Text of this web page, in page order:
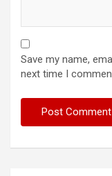
Save my name,
next time I